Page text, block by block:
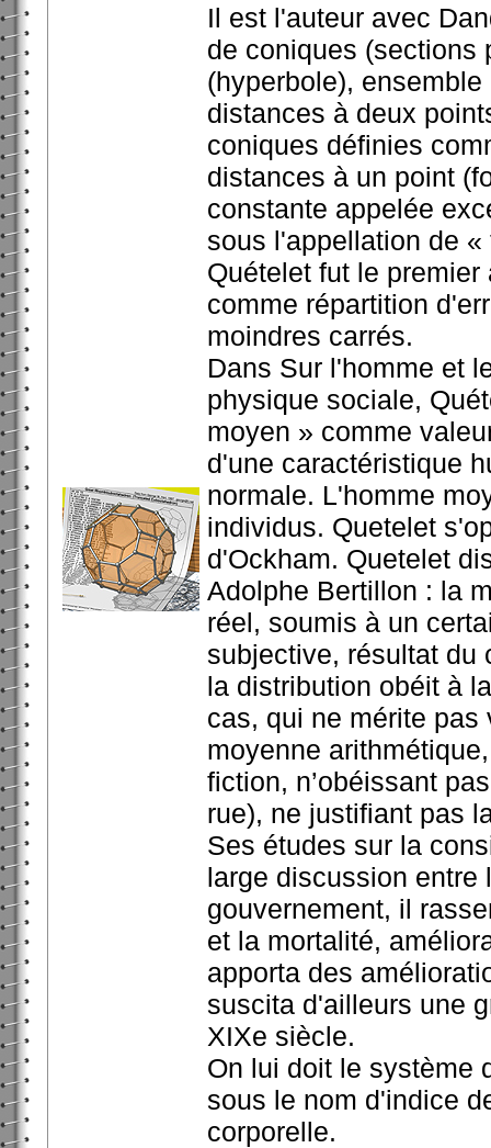
Il est l'auteur avec
de coniques (sections
(hyperbole),
distances à deux
coniques définies
distances à un point
constante appelée
sous l'appellation de
Quételet fut le
comme répartition
moindres carrés.
Dans Sur l'homme et
physique sociale,
moyen » comme
d'une caractéristique
normale. L'homme
individus. Quetelet
d'Ockham. Quetelet
Adolphe Bertillon : la
réel, soumis à un
subjective, résultat du
la distribution obéit à
cas, qui ne mérite pas
moyenne
fiction, n’obéissant
rue), ne justifiant pas
Ses études sur la
large discussion entre
gouvernement, il
et la mortalité,
apporta des
suscita d'ailleurs une
XIXe siècle.
On lui doit le système
sous le nom d'indice
corporelle.